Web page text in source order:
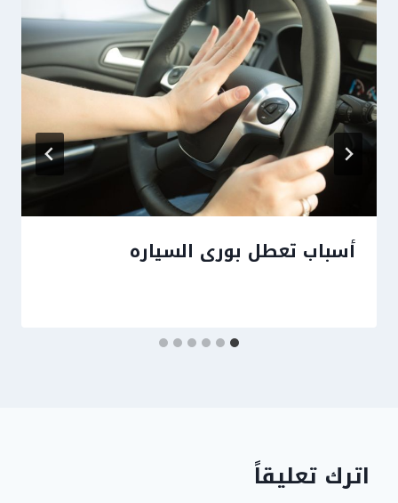
أسباب تعطل بورى السياره
اترك تعليقاً